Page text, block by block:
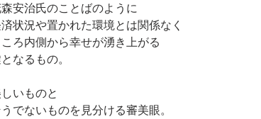
安治氏のことばのように
状況や置かれた環境とは関係なく
ころ内側から幸せが湧き上がる
なるもの。
いものと
でないものを見分ける審美眼。